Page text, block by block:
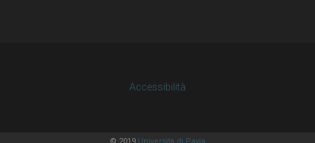
Accessibilità